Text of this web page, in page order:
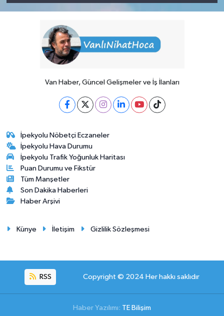
Van Haber, Güncel Gelişmeler ve İş İlanları
İpekyolu Nöbetçi Eczaneler
İpekyolu Hava Durumu
İpekyolu Trafik Yoğunluk Haritası
Puan Durumu ve Fikstür
Tüm Manşetler
Son Dakika Haberleri
Haber Arşivi
Künye İletişim Gizlilik Sözleşmesi
RSS Copyright © 2024 Her hakkı saklıdır
Haber Yazılımı: TE Bilişim